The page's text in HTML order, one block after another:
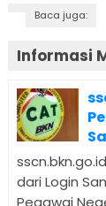
Baca juga:
Informasi
dari Login
Pegawai